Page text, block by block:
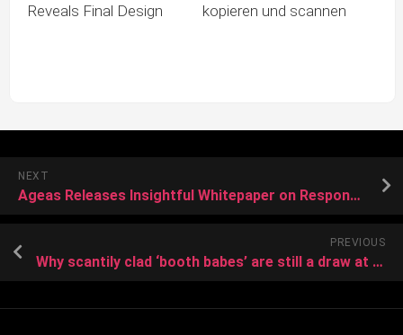
Reveals Final Design
kopieren und scannen
NEXT
Ageas Releases Insightful Whitepaper on Responsible Investing Practices
PREVIOUS
Why scantily clad ‘booth babes’ are still a draw at tech fairs like Computex